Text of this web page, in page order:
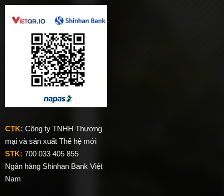
CTK: Công ty TNHH Thương
mại và sản xuất Thế hệ mới
STK: 700 033 405 855
Ngân hàng Shinhan Bank Việt
Nam